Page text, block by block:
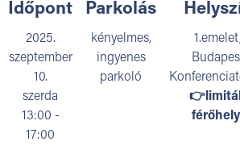
Időpont
2025.
szeptember
10.
szerda
13:00 -
17:00
Parkolás
kényelmes,
ingyenes
parkoló